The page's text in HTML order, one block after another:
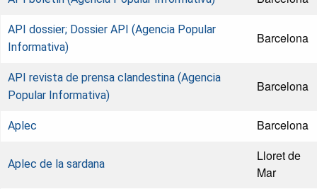
API dossier; Dossier API (Agencia Popular
Informativa)
Barcelona
API revista de prensa clandestina (Agencia
Popular Informativa)
Barcelona
Aplec Barcelona
Aplec de la sardana
Lloret de
Mar